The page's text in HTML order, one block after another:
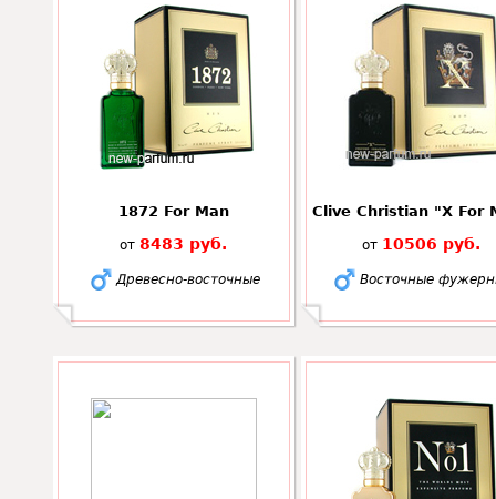
1872 For Man
от 8483 руб.
Древесно-восточные
Clive Christian "X For
от 10506 руб.
Восточные